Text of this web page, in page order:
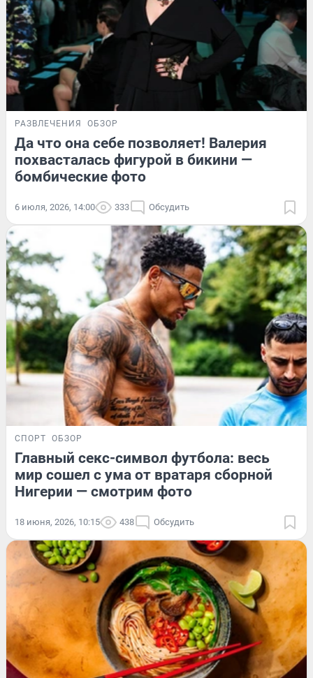
РАЗВЛЕЧЕНИЯ ОБЗОР
Да что она себе позволяет! Валерия
похвасталась фигурой в бикини —
бомбические фото
6 июля, 2026, 14:00 333 Обсудить
СПОРТ ОБЗОР
Главный секс-символ футбола: весь
мир сошел с ума от вратаря сборной
Нигерии — смотрим фото
18 июня, 2026, 10:15 438 Обсудить